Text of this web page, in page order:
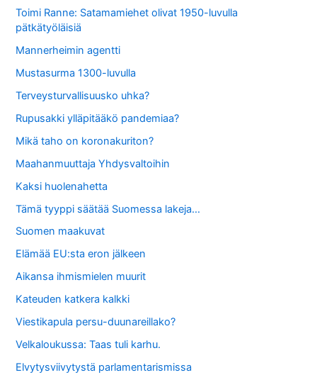
Toimi Ranne: Satamamiehet olivat 1950-luvulla
pätkätyöläisiä
Mannerheimin agentti
Mustasurma 1300-luvulla
Terveysturvallisuusko uhka?
Rupusakki ylläpitääkö pandemiaa?
Mikä taho on koronakuriton?
Maahanmuuttaja Yhdysvaltoihin
Kaksi huolenahetta
Tämä tyyppi säätää Suomessa lakeja…
Suomen maakuvat
Elämää EU:sta eron jälkeen
Aikansa ihmismielen muurit
Kateuden katkera kalkki
Viestikapula persu-duunareillako?
Velkaloukussa: Taas tuli karhu.
Elvytysviivytystä parlamentarismissa